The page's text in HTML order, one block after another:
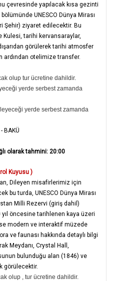
çevresinde yapılacak kısa gezinti
UNESCO Dünya Mirası
Şehir) ziyaret edilecektir. Bu
Kulesi, tarihi kervansaraylar,
görülerek tarihi atmosfer
ardından otelimize transfer.
olup tur ücretine dahildir.
yerde serbest zamanda
yerde serbest zamanda
BAKÜ
olarak tahmini: 20:00
Kuyusu )
Dileyen misafirlerimiz için
bu turda, UNESCO Dünya Mirası
Milli Rezervi (giriş dahil)
öncesine tarihlenen kaya üzeri
modern ve interaktif müzede
ve faunası hakkında detaylı bilgi
Meydanı, Crystal Hall,
bulunduğu alan (1846) ve
görülecektir.
olup , tur ücretine dahildir.